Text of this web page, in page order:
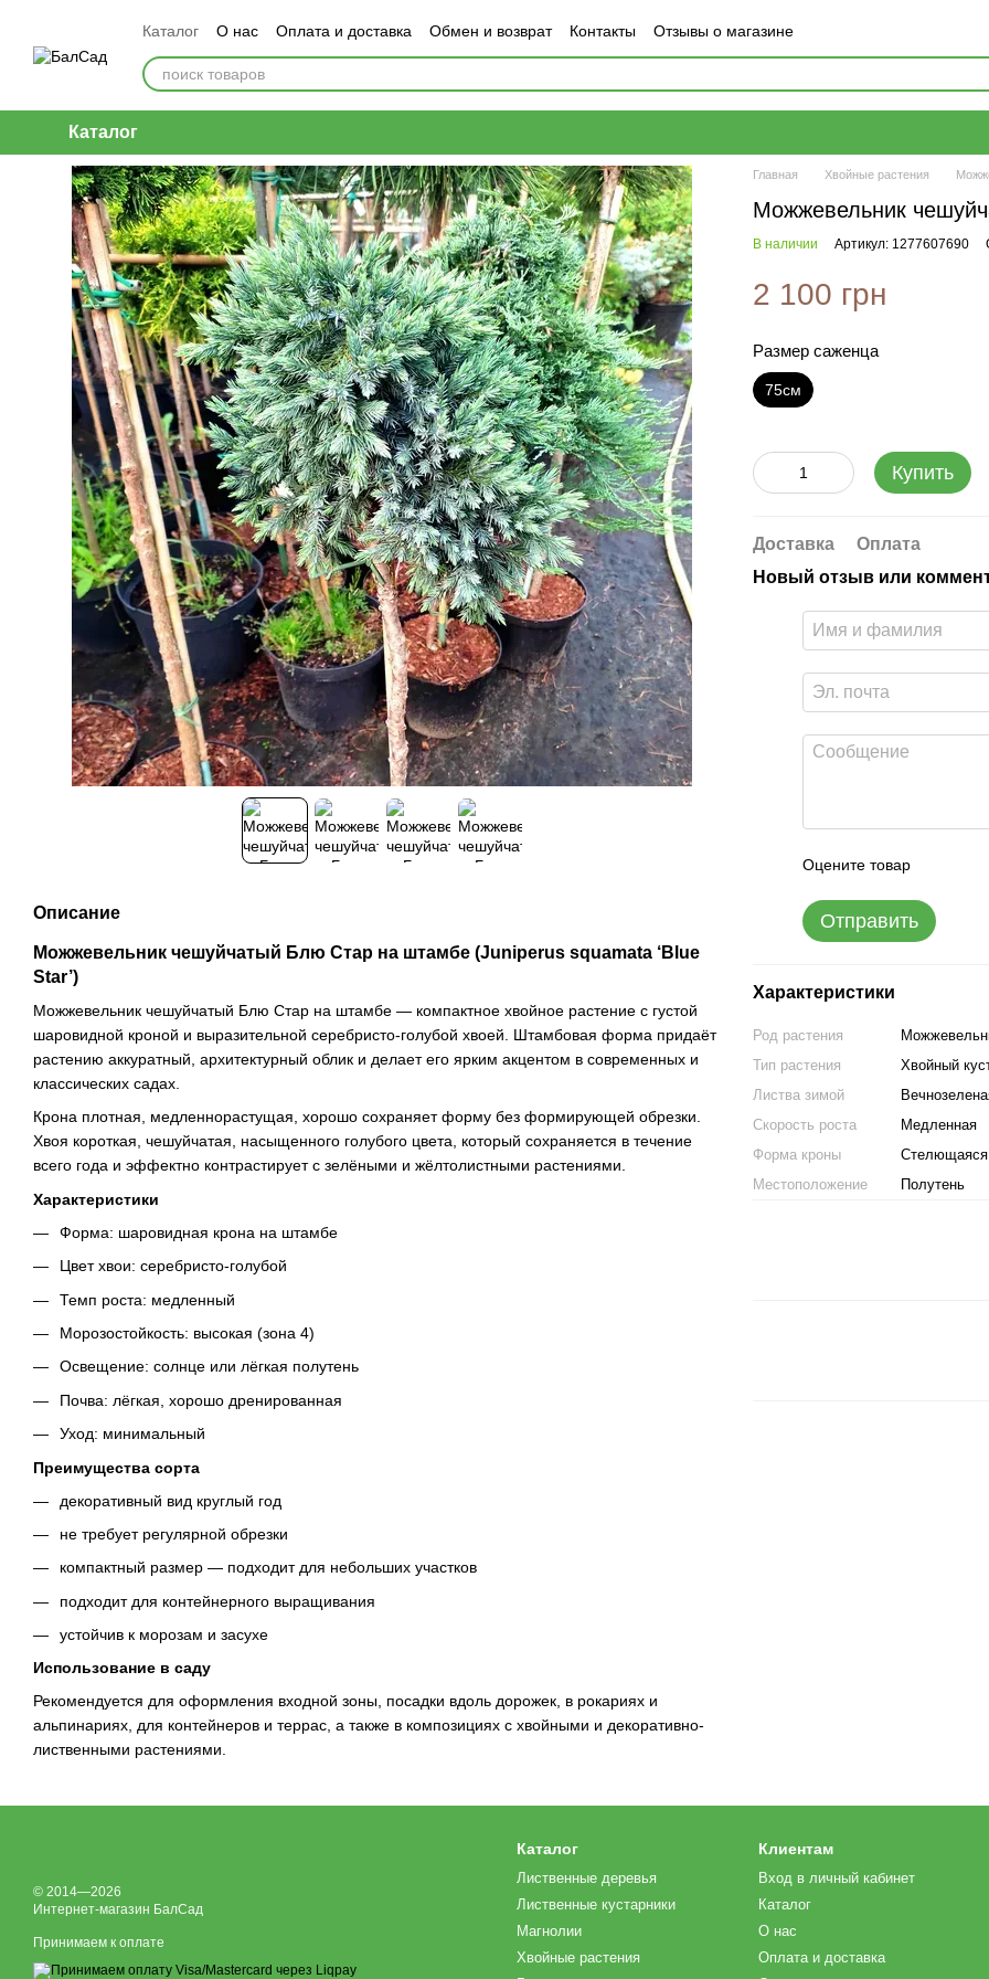
Каталог О нас Оплата и доставка Обмен и возврат Контакты Отзывы о магазине
Каталог
Описание
Можжевельник чешуйчатый Блю Стар на штамбе (Juniperus squamata ‘Blue
Star’)
Можжевельник чешуйчатый Блю Стар на штамбе — компактное хвойное растение с густой
шаровидной кроной и выразительной серебристо-голубой хвоей. Штамбовая форма придаёт
растению аккуратный, архитектурный облик и делает его ярким акцентом в современных и
классических садах.
Крона плотная, медленнорастущая, хорошо сохраняет форму без формирующей обрезки.
Хвоя короткая, чешуйчатая, насыщенного голубого цвета, который сохраняется в течение
всего года и эффектно контрастирует с зелёными и жёлтолистными растениями.
Характеристики
Форма: шаровидная крона на штамбе
Цвет хвои: серебристо-голубой
Темп роста: медленный
Морозостойкость: высокая (зона 4)
Освещение: солнце или лёгкая полутень
Почва: лёгкая, хорошо дренированная
Уход: минимальный
Преимущества сорта
декоративный вид круглый год
не требует регулярной обрезки
компактный размер — подходит для небольших участков
подходит для контейнерного выращивания
устойчив к морозам и засухе
Использование в саду
Рекомендуется для оформления входной зоны, посадки вдоль дорожек, в рокариях и
альпинариях, для контейнеров и террас, а также в композициях с хвойными и декоративно-
лиственными растениями.
Главная Хвойные растения
Можжевельник
В наличии Артикул: 1277607690
2 100 грн
Размер саженца
75см
Купить
Доставка
Оплата
Новый отзыв или
Оцените товар
Отправить
Характеристики
Род растения
Тип растения
Хвойный
Листва зимой
Скорость роста
Медленная
Форма кроны
Стелющаяся
Местоположение
Полутень
© 2014—2026
Интернет-магазин БалСад
Принимаем к оплате
Каталог
Лиственные деревья
Лиственные кустарники
Магнолии
Хвойные растения
Клиентам
Вход в личный кабинет
Каталог
О нас
Оплата и доставка